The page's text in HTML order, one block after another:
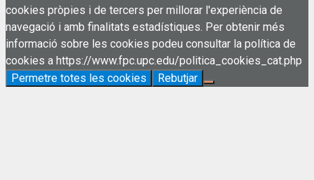
cookies pròpies i de tercers per millorar l'experiència de
navegació i amb finalitats estadístiques. Per obtenir més
informació sobre les cookies podeu consultar la política de
cookies a https://www.fpc.upc.edu/politica_cookies_cat.php
Permetre totes les cookies
Rebutjar